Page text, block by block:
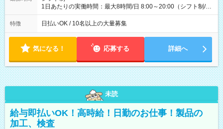
1日あたりの実働時間：最大8時間/日 8:00～20:00（シフト制/実
働8時間） ※週5日勤務（場所次第では週4も有り） ※配達状況
によって時間外での勤務可能性有り ※案件により多少の前後あ
特徴 日払いOK / 10名以上の大量募集
気になる！ 応募する 詳細へ
未読
給与即払いOK！高時給！日勤のお仕事！製品の
加工、検査